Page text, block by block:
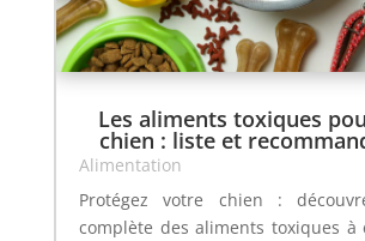
Les aliments toxiques
chien : liste et
Alimentation
Protégez votre chien :
complète des aliments toxiques à